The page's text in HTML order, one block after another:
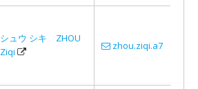
シュウ シキ ZHOU
Ziqi
zhou.ziqi.a7